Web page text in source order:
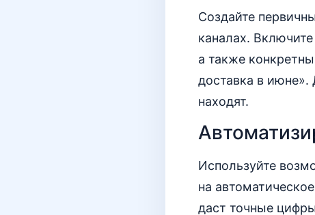
Создайте
каналах.
а также
доставка в
находят.
Используйте
на
даст точные